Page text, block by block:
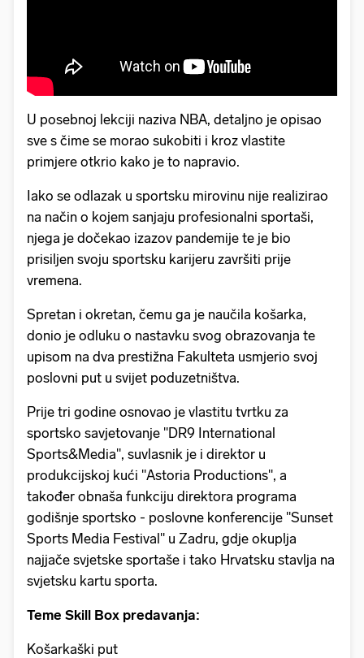
U posebnoj lekciji naziva NBA, detaljno je opisao
sve s čime se morao sukobiti i kroz vlastite
primjere otkrio kako je to napravio.
Iako se odlazak u sportsku mirovinu nije realizirao
na način o kojem sanjaju profesionalni sportaši,
njega je dočekao izazov pandemije te je bio
prisiljen svoju sportsku karijeru završiti prije
vremena.
Spretan i okretan, čemu ga je naučila košarka,
donio je odluku o nastavku svog obrazovanja te
upisom na dva prestižna Fakulteta usmjerio svoj
poslovni put u svijet poduzetništva.
Prije tri godine osnovao je vlastitu tvrtku za
sportsko savjetovanje ''DR9 International
Sports&Media'', suvlasnik je i direktor u
produkcijskoj kući ''Astoria Productions'', a
također obnaša funkciju direktora programa
godišnje sportsko - poslovne konferencije ''Sunset
Sports Media Festival'' u Zadru, gdje okuplja
najjače svjetske sportaše i tako Hrvatsku stavlja na
svjetsku kartu sporta.
Teme Skill Box predavanja:
Košarkaški put